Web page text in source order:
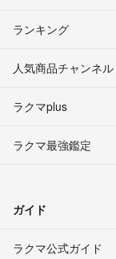
ランキング
人気商品チャンネル
ラクマplus
ラクマ最強鑑定
ガイド
ラクマ公式ガイド